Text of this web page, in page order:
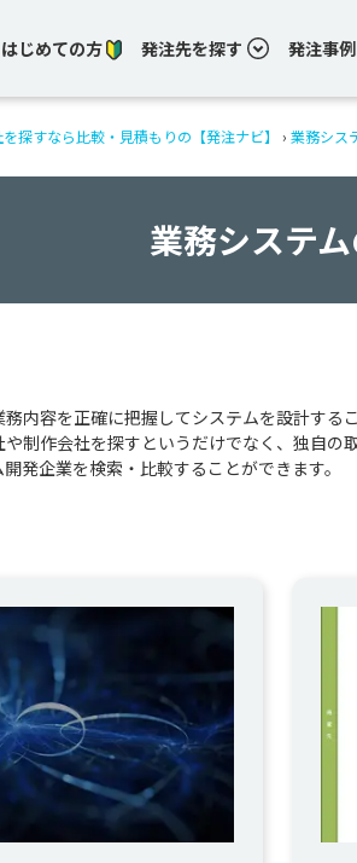
はじめての方 発注先を探す 発注事例
探すなら比較・見積もりの【発注ナビ】 › 業務シス
業務システ
内容を正確に把握してシステムを設計す
制作会社を探すというだけでなく、独自
発企業を検索・比較することができます。